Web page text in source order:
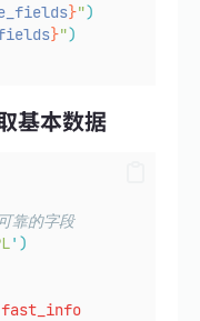
}")
}")
基本数据
靠的字段
' )
fast_info